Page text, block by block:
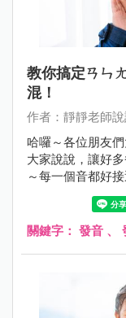
教你搞定ㄢㄣ
混！
作者：靜靜老師
哈囉～各位朋友
大家說說，讓好
～每一個音都好
關鍵字： 發音 、